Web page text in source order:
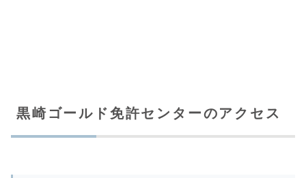
黒崎ゴールド免許センターのアクセス